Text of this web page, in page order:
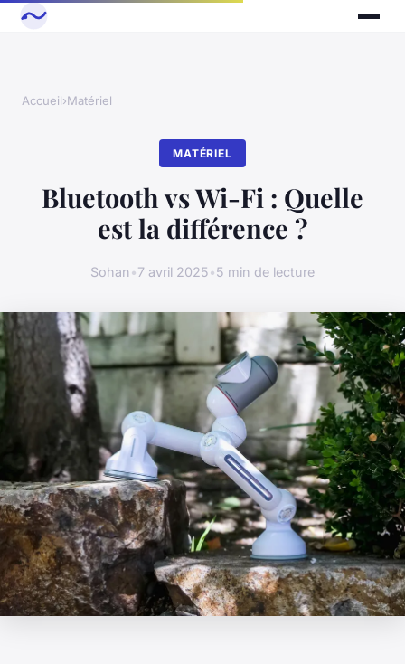
Accueil›Matériel
MATÉRIEL
Bluetooth vs Wi-Fi : Quelle
est la différence ?
Sohan•7 avril 2025•5 min de lecture